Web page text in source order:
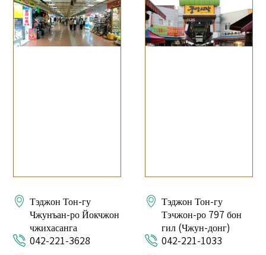
Тэджон Тон-гу
Чжунъан-ро Йокчжон
чжихасанга
042-221-3628
Тэджон Тон-гу
Тэчжон-ро 797 бон
гил (Чжун-донг)
042-221-1033